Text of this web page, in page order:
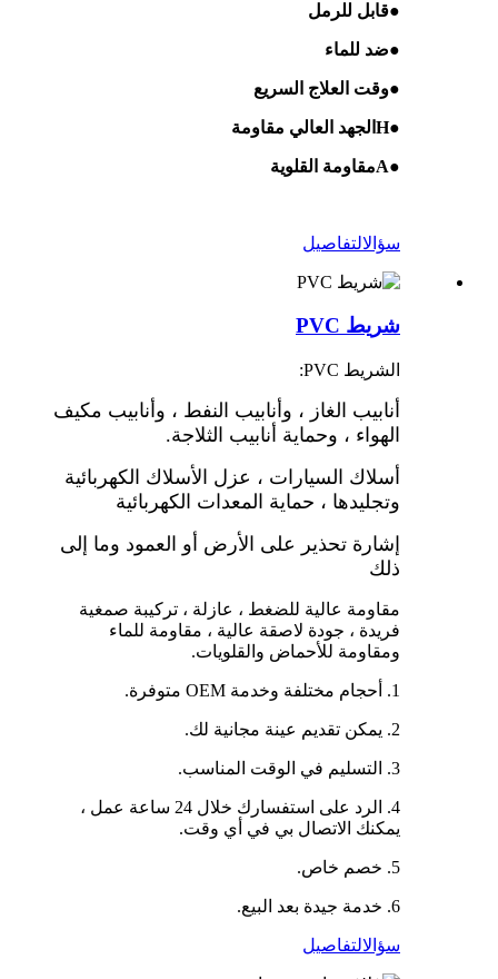
●قابل للرمل
●ضد للماء
●وقت العلاج السريع
●
H الجهد العالي مقاومة
●
Aمقاومة القلوية
سؤالالتفاصيل
شريط PVC
الشريط PVC:
أنابيب الغاز ، وأنابيب النفط ، وأنابيب مكيف
الهواء ، وحماية أنابيب الثلاجة.
أسلاك السيارات ، عزل الأسلاك الكهربائية
وتجليدها ، حماية المعدات الكهربائية
إشارة تحذير على الأرض أو العمود وما إلى
ذلك
مقاومة عالية للضغط ، عازلة ، تركيبة صمغية
فريدة ، جودة لاصقة عالية ، مقاومة للماء
ومقاومة للأحماض والقلويات.
1. أحجام مختلفة وخدمة OEM متوفرة.
2. يمكن تقديم عينة مجانية لك.
3. التسليم في الوقت المناسب.
4. الرد على استفسارك خلال 24 ساعة عمل ،
يمكنك الاتصال بي في أي وقت.
5. خصم خاص.
6. خدمة جيدة بعد البيع.
سؤالالتفاصيل